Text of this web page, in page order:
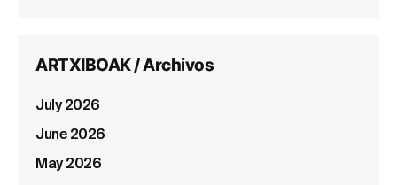
ARTXIBOAK / Archivos
July 2026
June 2026
May 2026